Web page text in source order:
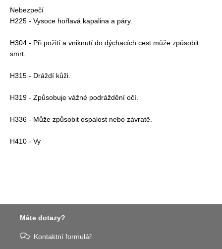
Nebezpečí
H225 - Vysoce hořlavá kapalina a páry.
H304 - Při požití a vniknutí do dýchacích cest může způsobit
smrt.
H315 - Dráždí kůži.
H319 - Způsobuje vážné podráždění očí.
H336 - Může způsobit ospalost nebo závratě.
H410 - Vy
Máte dotazy?
Kontaktní formulář